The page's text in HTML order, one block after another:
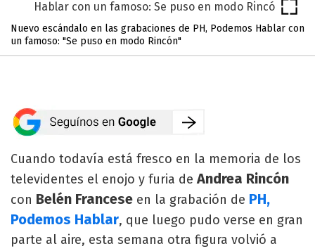
Nuevo escándalo en las grabaciones de PH, Podemos Hablar con
un famoso: "Se puso en modo Rincón"
Cuando todavía está fresco en la memoria de los
televidentes el enojo y furia deAndrea Rincón
con Belén Francese en la grabación de PH,
Podemos Hablar, que luego pudo verse en gran
parte al aire, esta semana otra figura volvió a